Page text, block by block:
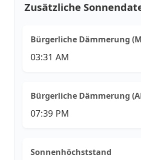
Zusätzliche
Bürgerliche Dämmerung
03:31 AM
Bürgerliche Dämmerung
07:39 PM
Sonnenhöchststand